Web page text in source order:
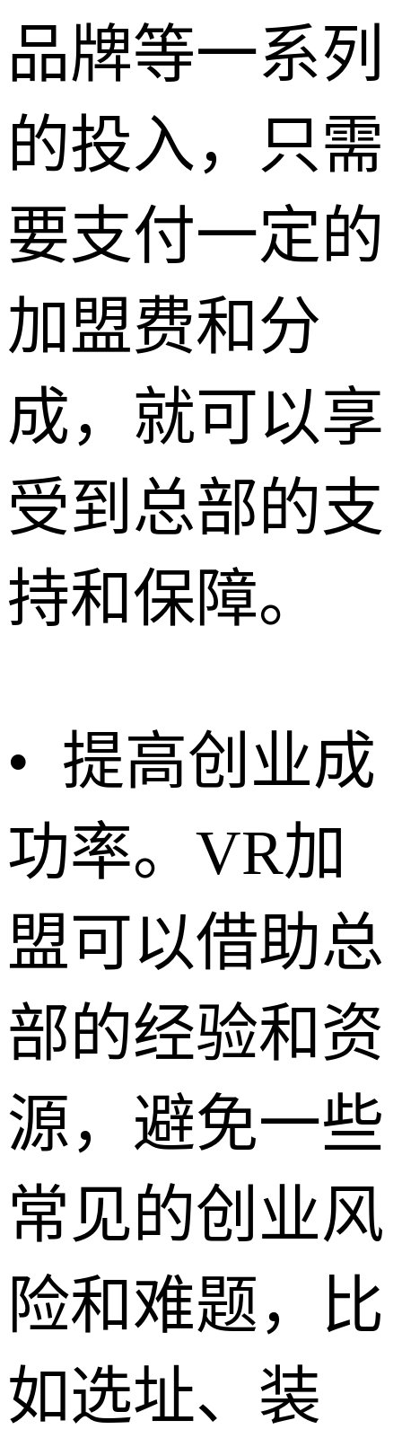
品牌等一系列
的投入，只需
要支付一定的
加盟费和分
成，就可以享
受到总部的支
持和保障。
• 提高创业成
功率。VR加
盟可以借助总
部的经验和资
源，避免一些
常见的创业风
险和难题，比
如选址、装